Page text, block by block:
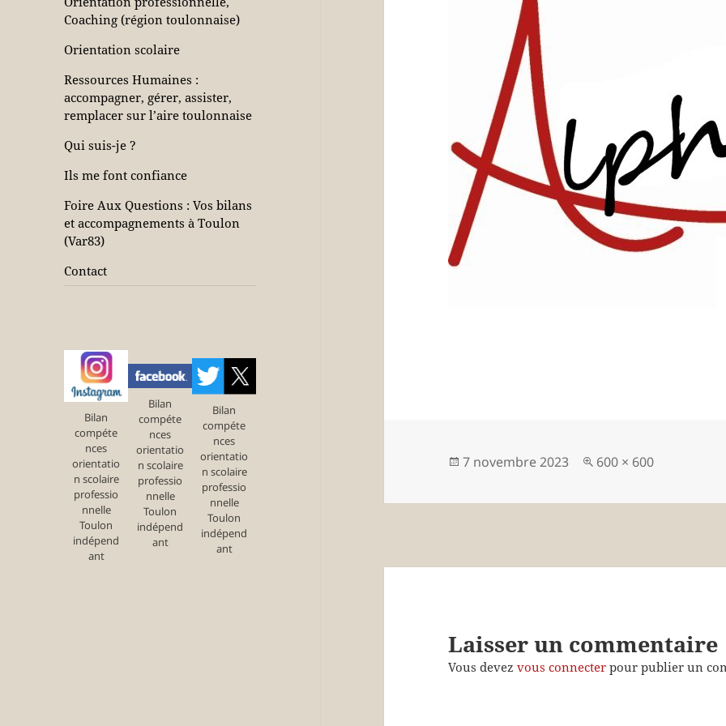
Coaching (région toulonnaise)
Orientation scolaire
Ressources Humaines :
accompagner, gérer, assister,
remplacer sur l’aire toulonnaise
Qui suis-je ?
Ils me font confiance
Foire Aux Questions : Vos bilans
et accompagnements à Toulon
(Var83)
Contact
Bilan
compéte
nces
orientatio
n scolaire
professio
nnelle
Toulon
indépend
ant
Bilan
compéte
nces
orientatio
n scolaire
professio
nnelle
Toulon
indépend
ant
Bilan
compéte
nces
orientatio
n scolaire
professio
nnelle
Toulon
indépend
ant
Publié
7 novembre 2023
Taille
600 × 600
Laisser un commentaire
Vous devezvous connecter pour publier un